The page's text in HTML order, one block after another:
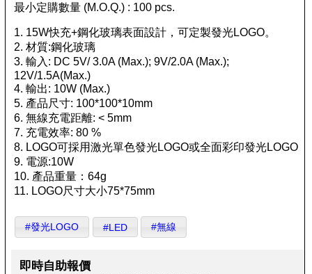
最小定購數量 (M.O.Q.) : 100 pcs.
1. 15W快充+鋼化玻璃表面設計，可定製發光LOGO。
2. 材質:鋼化玻璃
3. 輸入: DC 5V/ 3.0A (Max.); 9V/2.0A (Max.);
12V/1.5A(Max.)
4. 輸出: 10W (Max.)
5. 產品尺寸: 100*100*10mm
6. 無線充電距離: < 5mm
7. 充電效率: 80 %
8. LOGO可採用激光單色發光LOGO或全面彩印發光LOGO
9. 電源:10W
10. 產品重量：64g
11. LOGO尺寸大小75*75mm
#發光LOGO #LED #無線
即時自助報價